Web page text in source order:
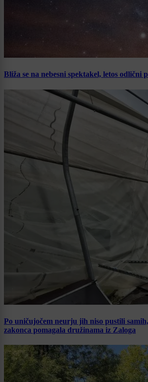
Bliža se na nebesni spektakel, letos odlični
Po uničujočem neurju jih niso pustili
zakonca pomagala družinama iz Zaloga